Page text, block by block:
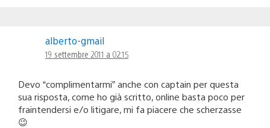
alberto-gmail
19 settembre 2011 a 02:15
Devo “complimentarmi” anche con captain per questa
sua risposta, come ho già scritto, online basta poco per
fraintendersi e/o litigare, mi fa piacere che scherzasse
😉